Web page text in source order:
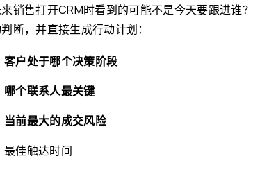
销售打开CRM时看到的可能不是今天要跟进谁？
断，并直接生成行动计划：
客户处于哪个决策阶段
哪个联系人最关键
当前最大的成交风险
最佳触达时间